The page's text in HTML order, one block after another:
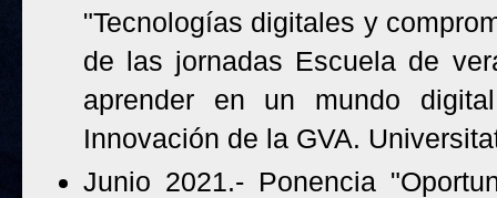
"Tecnologías digitales y
de las jornadas Escuela de
aprender en un mundo
Innovación de la GVA.
Junio 2021.- Ponencia